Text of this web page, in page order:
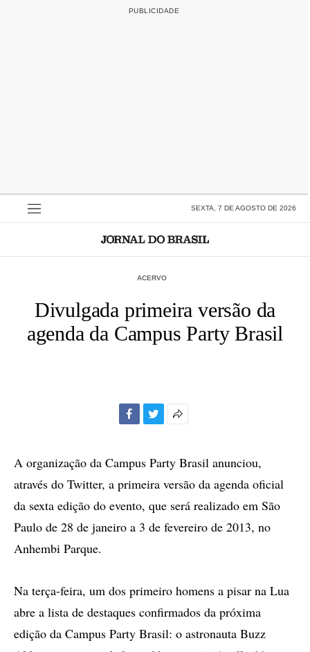
SEXTA, 7 DE AGOSTO DE 2026
ACERVO
Divulgada primeira versão da
agenda da Campus Party Brasil
compartilhamento
A organização da Campus Party Brasil anunciou,
através do Twitter, a primeira versão da agenda oficial
da sexta edição do evento, que será realizado em São
Paulo de 28 de janeiro a 3 de fevereiro de 2013, no
Anhembi Parque.
Na terça-feira, um dos primeiro homens a pisar na Lua
abre a lista de destaques confirmados da próxima
edição da Campus Party Brasil: o astronauta Buzz